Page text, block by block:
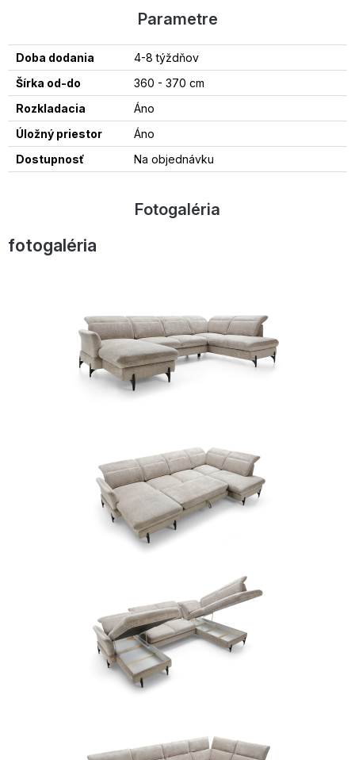
Parametre
Doba dodania
4-8 týždňov
Šírka od-do
360 - 370 cm
Rozkladacia
Áno
Úložný priestor
Áno
Dostupnosť
Na objednávku
Fotogaléria
fotogaléria